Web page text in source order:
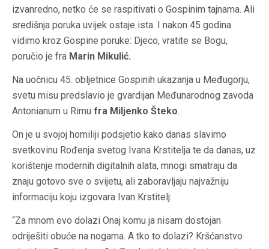
izvanredno, netko će se raspitivati o Gospinim tajnama. Ali
središnja poruka uvijek ostaje ista. I nakon 45 godina
vidimo kroz Gospine poruke: Djeco, vratite se Bogu,
poručio je fra Marin Mikulić.
Na uočnicu 45. obljetnice Gospinih ukazanja u Međugorju,
svetu misu predslavio je gvardijan Međunarodnog zavoda
Antonianum u Rimu fra Miljenko Šteko.
On je u svojoj homiliji podsjetio kako danas slavimo
svetkovinu Rođenja svetog Ivana Krstitelja te da danas, uz
korištenje modernih digitalnih alata, mnogi smatraju da
znaju gotovo sve o svijetu, ali zaboravljaju najvažniju
informaciju koju izgovara Ivan Krstitelj:
“Za mnom evo dolazi Onaj komu ja nisam dostojan
odriješiti obuće na nogama. A tko to dolazi? Kršćanstvo